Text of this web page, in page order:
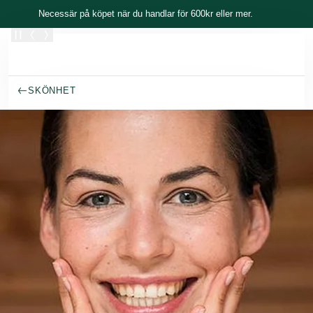
Necessär på köpet när du handlar för 600kr eller mer.
SKÖNHET